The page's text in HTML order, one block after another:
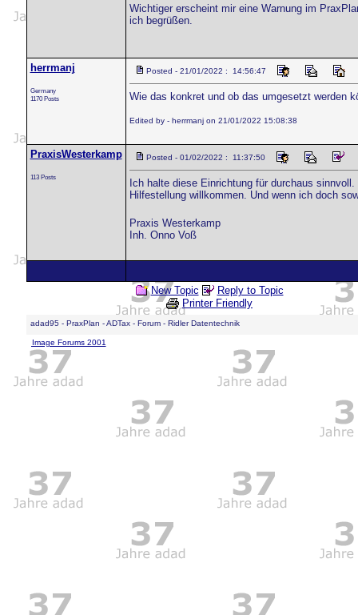
Wichtiger erscheint mir eine Warnung im
ich begrüßen.
herrmanj
Germany
1170 Posts
Posted - 21/01/2022 : 14:56:47
Wie das konkret und ob das umgesetzt werden
Edited by - herrmanj on 21/01/2022 15:08:38
PraxisWesterkamp
113 Posts
Posted - 01/02/2022 : 11:37:50
Ich halte diese Einrichtung für durchaus
Hilfestellung willkommen. Und wenn ich doch
Praxis Westerkamp
Inh. Onno Voß
New Topic
Reply to Topic
Printer Friendly
adad95 - PraxPlan - ADTax - Forum - Ridler Datentechnik
Image Forums 2001